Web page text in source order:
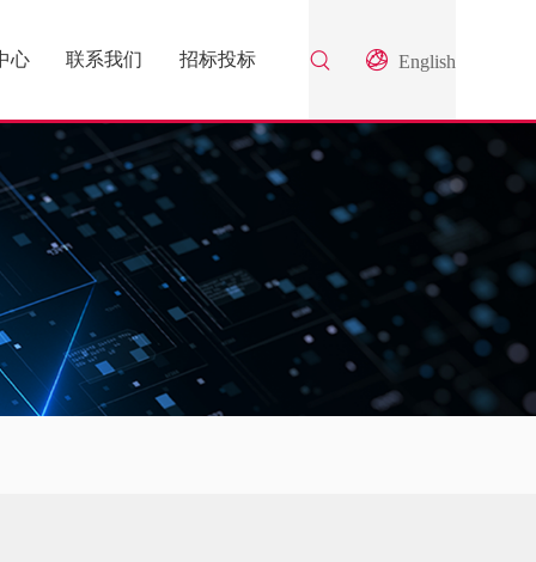
心 联系我们 招标投标 English